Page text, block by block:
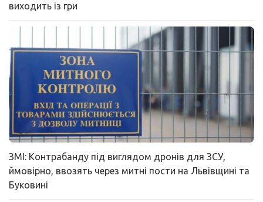
виходить із гри
ЗМІ: Контрабанду під виглядом дронів для ЗСУ,
ймовірно, ввозять через митні пости на Львівщині та
Буковині